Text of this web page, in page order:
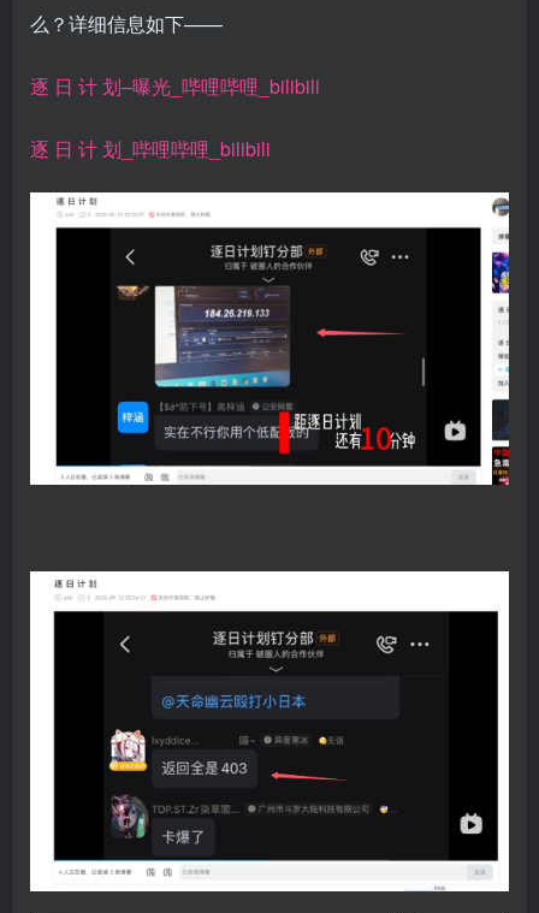
么？详细信息如下——
逐 日 计 划–曝光_哔哩哔哩_bilibili
逐 日 计 划_哔哩哔哩_bilibili